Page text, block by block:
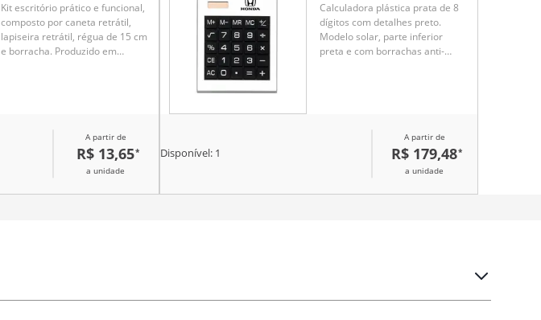
Kit escritório prático e funcional,
composto por caneta retrátil,
lapiseira retrátil, régua de 15 cm
e borracha. Produzido em
unindo utilidade e cuidado com a
A partir de
R$ 13,65*
a unidade
Calculadora plástica prata de 8
dígitos com detalhes preto.
Modelo solar, parte inferior
preta e com borrachas anti-
Disponível: 1
A partir de
R$ 179,48*
a unidade